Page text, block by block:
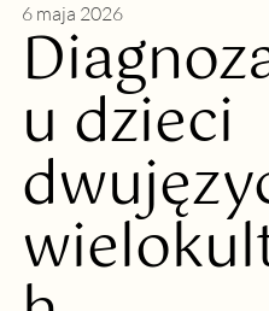
6 maja 2026
u dzieci